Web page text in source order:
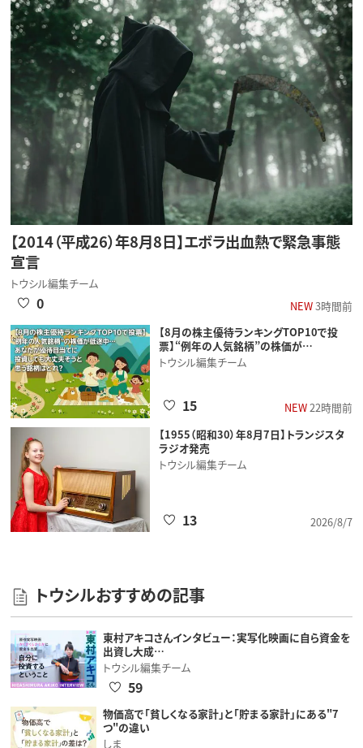
【2014（平成26）年8月8日】エボラ出血熱で緊急事態
宣言
トウシル編集チーム
NEW3時間前
0
【8月の株主優待ランキングTOP10で投
票】“例年の人気銘柄”の株価が…
トウシル編集チーム
NEW22時間前
15
【1955（昭和30）年8月7日】トランジスタ
ラジオ発売
トウシル編集チーム
2026/8/7
13
トウシルおすすめの記事
東村アキコさんインタビュー：実写化映画に自ら資金を
出資し大成…
トウシル編集チーム
59
物価高で「貧しくなる家計」と「貯まる家計」にある"7
つ"の違い
しま